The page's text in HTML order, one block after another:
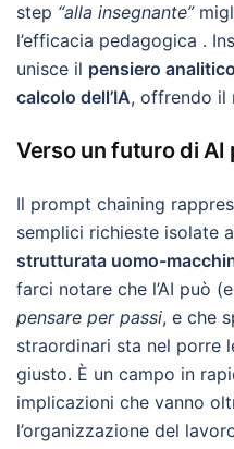
step “alla insegnante”
l’efficacia pedagogica .
unisce il pensiero
calcolo dell’IA, offrendo il
Verso un futuro di AI
Il prompt chaining
semplici richieste isolate
strutturata uomo-
farci notare che l’AI può
pensare per passi, e che
straordinari sta nel porre
giusto. È un campo in
implicazioni che vanno
l’organizzazione del